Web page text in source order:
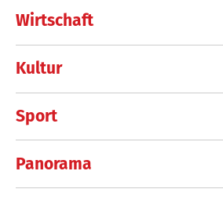
Wirtschaft
Kultur
Sport
Panorama